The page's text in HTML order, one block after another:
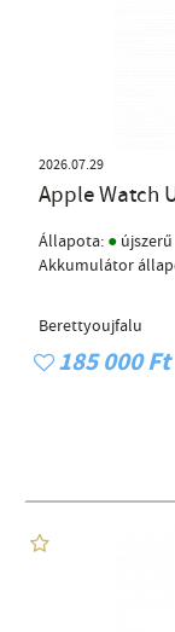
2026.07.29
Apple Watch
Állapota: ● újszerű
Akkumulátor
Berettyoujfalu
185 000 Ft